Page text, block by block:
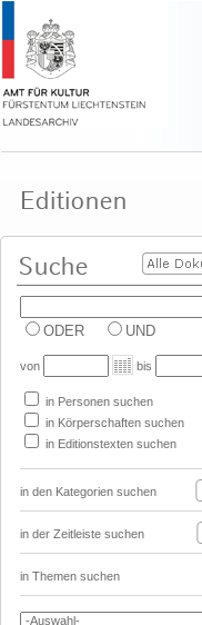
ODER UND
von bis
in Personen suchen
in Körperschaften suchen
in Editionstexten suchen
in den Kategorien suchen
in der Zeitleiste suchen
in Themen suchen